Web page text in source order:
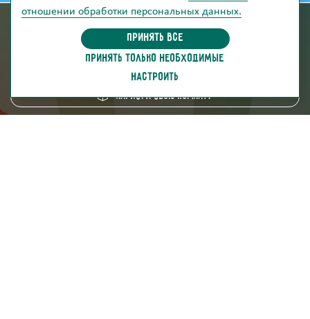
отношении обработки персональных данных.
Принять все
ПРИНЯТЬ ТОЛЬКО НЕОБХОДИМЫЕ
НАСТРОИТЬ
информация для покупателей
скачать каталог
Нарисуй свою комнату